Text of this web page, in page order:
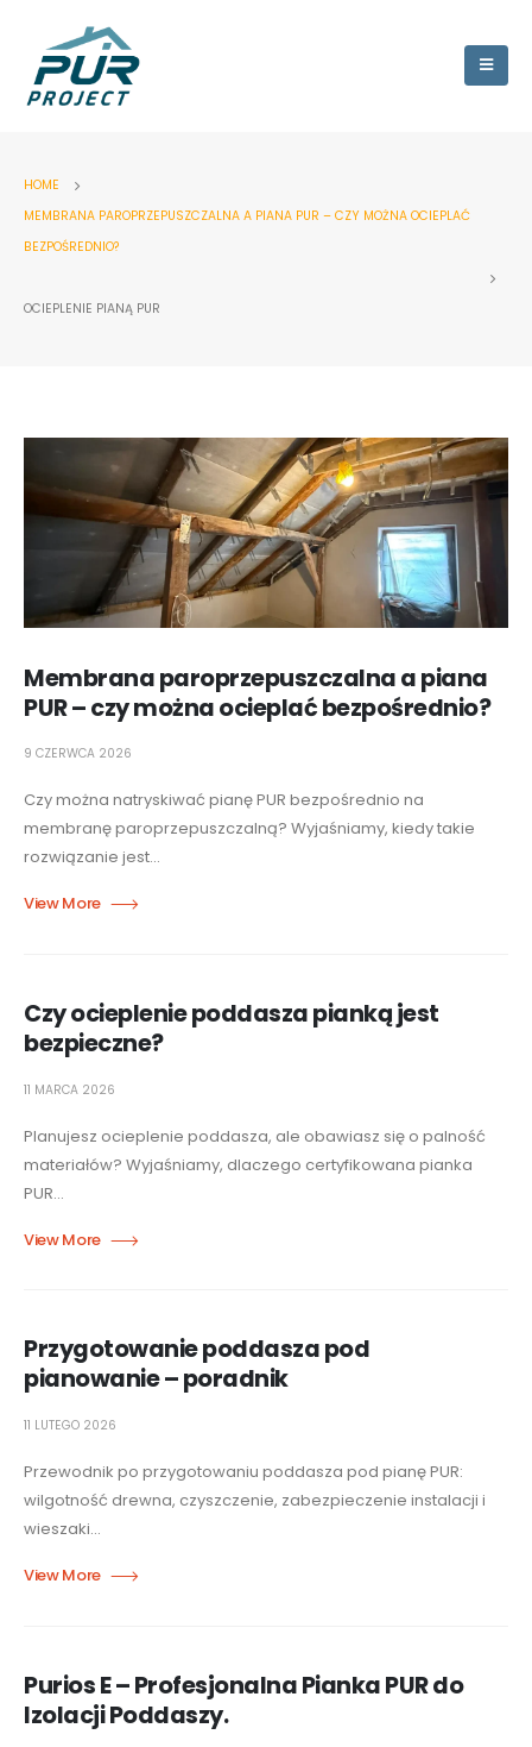
HOME
MEMBRANA PAROPRZEPUSZCZALNA A PIANA PUR – CZY MOŻNA OCIEPLAĆ
BEZPOŚREDNIO?
OCIEPLENIE PIANĄ PUR
Membrana paroprzepuszczalna a piana
PUR – czy można ocieplać bezpośrednio?
9 CZERWCA 2026
Czy można natryskiwać pianę PUR bezpośrednio na
membranę paroprzepuszczalną? Wyjaśniamy, kiedy takie
rozwiązanie jest...
Czy ocieplenie poddasza pianką jest
bezpieczne?
11 MARCA 2026
Planujesz ocieplenie poddasza, ale obawiasz się o palność
materiałów? Wyjaśniamy, dlaczego certyfikowana pianka
PUR...
Przygotowanie poddasza pod
pianowanie – poradnik
11 LUTEGO 2026
Przewodnik po przygotowaniu poddasza pod pianę PUR:
wilgotność drewna, czyszczenie, zabezpieczenie instalacji i
wieszaki...
Purios E – Profesjonalna Pianka PUR do
Izolacji Poddaszy.